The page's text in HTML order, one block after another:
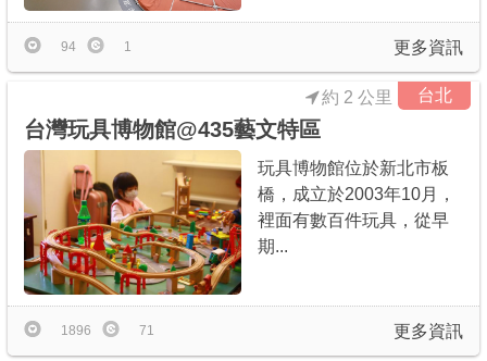
更多資訊
94 1
台北
台灣玩具博物館@435藝文特區
約 2 公里
玩具博物館位於新北市板
橋，成立於2003年10月，
裡面有數百件玩具，從早
期...
更多資訊
1896 71